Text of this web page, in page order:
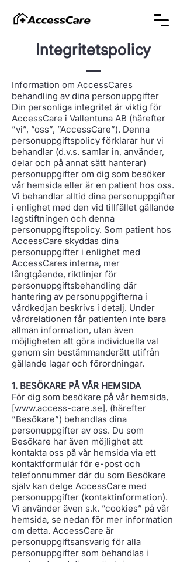
Integritetspolicy
Information om AccessCares
behandling av dina personuppgifter
Din personliga integritet är viktig för
AccessCare i Vallentuna AB (härefter
”vi”, ”oss”, ”AccessCare”). Denna
personuppgiftspolicy förklarar hur vi
behandlar (d.v.s. samlar in, använder,
delar och på annat sätt hanterar)
personuppgifter om dig som besöker
vår hemsida eller är en patient hos oss.
Vi behandlar alltid dina personuppgifter
i enlighet med den vid tillfället gällande
lagstiftningen och denna
personuppgiftspolicy. Som patient hos
AccessCare skyddas dina
personuppgifter i enlighet med
AccessCares interna, mer
långtgående, riktlinjer för
personuppgiftsbehandling där
hantering av personuppgifterna i
vårdkedjan beskrivs i detalj. Under
vårdrelationen får patienten inte bara
allmän information, utan även
möjligheten att göra individuella val
genom sin bestämmanderätt utifrån
gällande lagar och förordningar.
1. BESÖKARE PÅ VÅR HEMSIDA
För dig som besökare på vår hemsida,
[www.access-care.se], (härefter
”Besökare”) behandlas dina
personuppgifter av oss. Du som
Besökare har även möjlighet att
kontakta oss på vår hemsida via ett
kontaktformulär för e-post och
telefonnummer där du som Besökare
själv kan delge AccessCare med
personuppgifter (kontaktinformation).
Vi använder även s.k. ”cookies” på vår
hemsida, se nedan för mer information
om detta. AccessCare är
personuppgiftsansvarig för alla
personuppgifter som behandlas i